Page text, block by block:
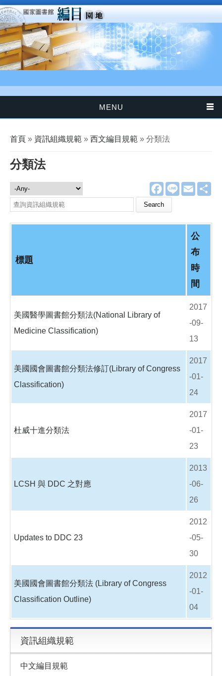
移至主內容
MENU
您在這裡
首頁 » 資訊組織規範 » 西文編目規範 » 分類法
分類法
F
a
e
o
L
E
m
資訊組織規範
Search this site
標題
公
布
時
間
美國醫學圖書館分類法(National Library of
Medicine Classification)
2017
-09-
13
美國國會圖書館分類法修訂(Library of Congress
Classification)
2017
-01-
24
杜威十進分類法
2017
-01-
23
LCSH 與 DDC 之對應
2013
-06-
26
Updates to DDC 23
2012
-05-
30
美國國會圖書館分類法 (Library of Congress
Classification Outline)
2012
-01-
04
資訊組織規範
中文編目規範